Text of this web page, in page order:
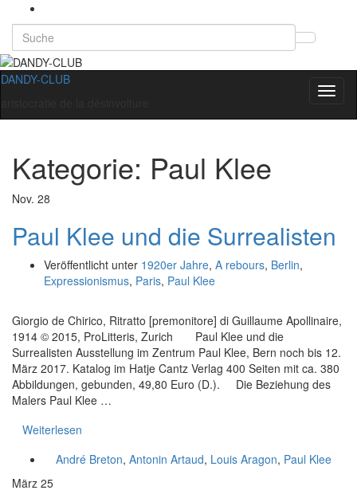
Search
for:
DANDY-CLUB
Kategorie: Paul Klee
Nov. 28
Paul Klee und die Surrealisten
Veröffentlicht unter 1920er Jahre, A rebours, Berlin,
Expressionismus, Paris, Paul Klee
Giorgio de Chirico, Ritratto [premonitore] di Guillaume Apollinaire,
1914 © 2015, ProLitteris, Zurich Paul Klee und die
Surrealisten Ausstellung im Zentrum Paul Klee, Bern noch bis 12.
März 2017. Katalog im Hatje Cantz Verlag 400 Seiten mit ca. 380
Abbildungen, gebunden, 49,80 Euro (D.). Die Beziehung des
Malers Paul Klee …
Weiterlesen
André Breton, Antonin Artaud, Louis Aragon, Paul Klee
März 25